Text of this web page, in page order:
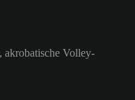
akrobatische Volley-